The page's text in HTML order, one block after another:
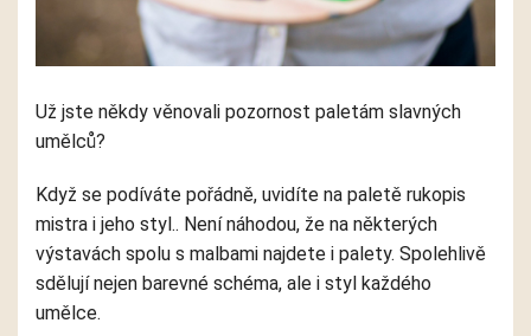
Už jste někdy věnovali pozornost paletám slavných
umělců?
Když se podíváte pořádně, uvidíte na paletě rukopis
mistra i jeho styl.. Není náhodou, že na některých
výstavách spolu s malbami najdete i palety. Spolehlivě
sdělují nejen barevné schéma, ale i styl každého
umělce.